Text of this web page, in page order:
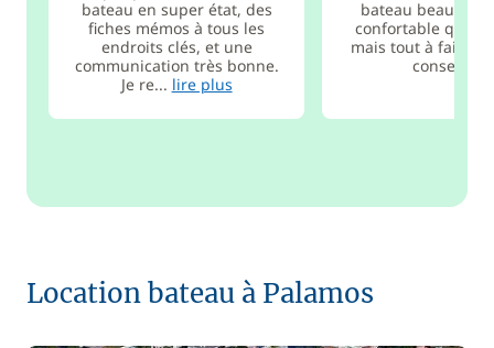
bateau en super état, des
fiches mémos à tous les
endroits clés, et une
communication très bonne.
Je re... lire plus
bateau
confortable que le
mais tout à fait en
conseiller!
Location bateau à Palamos